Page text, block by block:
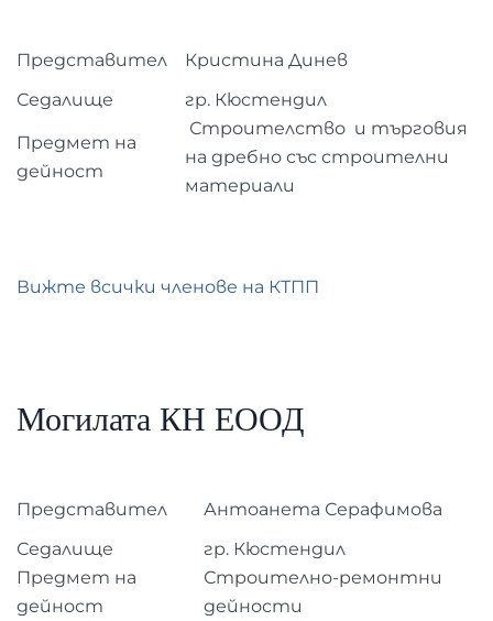
Представител
Кристина Динев
Седалище
гр. Кюстендил
Предмет на
дейност
Строителство и търговия
на дребно със строителни
материали
Вижте всички членове на КТПП
Могилата КН ЕООД
Представител
Антоанета Серафимова
Седалище
гр. Кюстендил
Предмет на
дейност
Строително-ремонтни
дейности